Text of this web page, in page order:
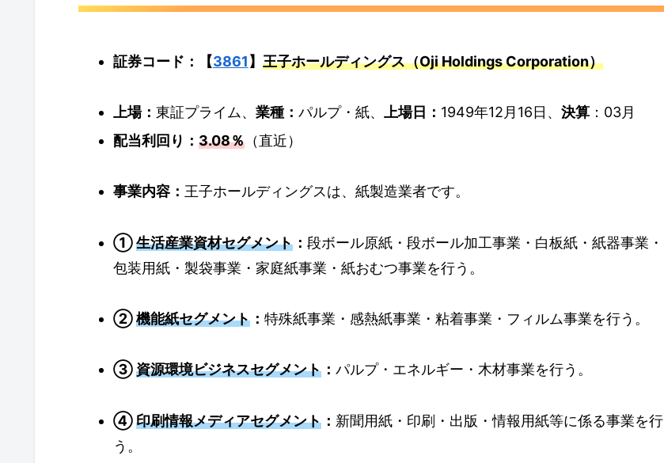
証券コード：【3861】 王子ホールディングス（Oji Holdings Corporation）
上場： 東証プライム、 業種： パルプ・紙、 上場日： 1949年12月16日、 決算：03月
配当利回り： 3.08％（直近）
事業内容： 王子ホールディングスは、紙製造業者です。
①生活産業資材セグメント： 段ボール原紙・段ボール加工事業・白板紙・紙器事業・
包装用紙・製袋事業・家庭紙事業・紙おむつ事業を行う。
②機能紙セグメント： 特殊紙事業・感熱紙事業・粘着事業・フィルム事業を行う。
③資源環境ビジネスセグメント： パルプ・エネルギー・木材事業を行う。
④印刷情報メディアセグメント： 新聞用紙・印刷・出版・情報用紙等に係る事業を行
う。